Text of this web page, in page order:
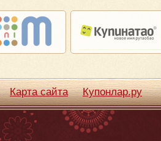
Карта сайта Купонлар.ру